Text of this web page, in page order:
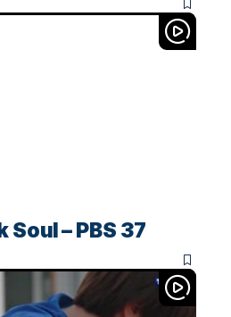
– PBS 37